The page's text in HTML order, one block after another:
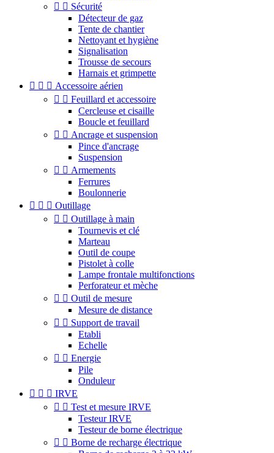
  Sécurité
Détecteur de gaz
Tente de chantier
Nettoyant et hygiène
Signalisation
Trousse de secours
Harnais et grimpette
   Accessoire aérien
  Feuillard et accessoire
Cercleuse et cisaille
Boucle et feuillard
  Ancrage et suspension
Pince d'ancrage
Suspension
  Armements
Ferrures
Boulonnerie
   Outillage
  Outillage à main
Tournevis et clé
Marteau
Outil de coupe
Pistolet à colle
Lampe frontale multifonctions
Perforateur et mèche
  Outil de mesure
Mesure de distance
  Support de travail
Etabli
Echelle
  Energie
Pile
Onduleur
   IRVE
  Test et mesure IRVE
Testeur IRVE
Testeur de borne électrique
  Borne de recharge électrique